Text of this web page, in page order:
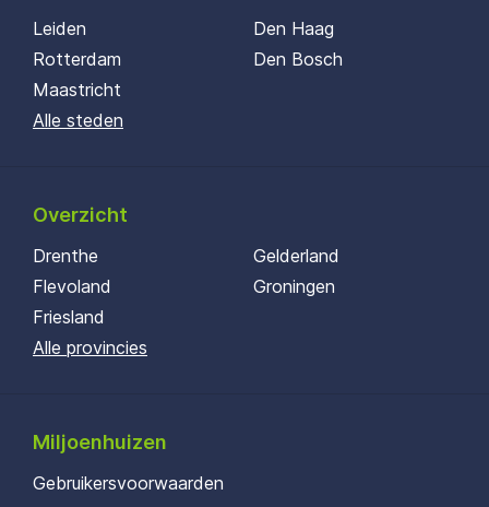
Leiden
Rotterdam
Maastricht
Den Haag
Den Bosch
Alle steden
Overzicht
Drenthe
Flevoland
Friesland
Gelderland
Groningen
Alle provincies
Miljoenhuizen
Gebruikersvoorwaarden